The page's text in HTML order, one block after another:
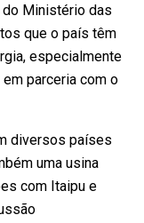
do Ministério das
que o país têm
especialmente
parceria com o
diversos países
uma usina
com Itaipu e